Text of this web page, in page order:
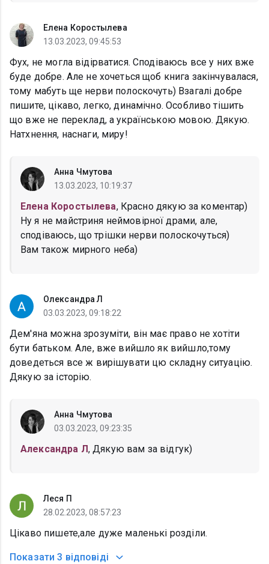
Елена Коростылева
13.03.2023, 09:45:53
Фух, не могла відірватися. Сподіваюсь все у них вже
буде добре. Але не хочеться щоб книга закінчувалася,
тому мабуть ще нерви полоскочуть) Взагалі добре
пишите, цікаво, легко, динамічно. Особливо тішить
що вже не переклад, а українською мовою. Дякую.
Натхнення, наснаги, миру!
Анна Чмутова
13.03.2023, 10:19:37
Елена Коростылева, Красно дякую за коментар)
Ну я не майстриня неймовірної драми, але,
сподіваюсь, що трішки нерви полоскочуться)
Вам також мирного неба)
Олександра Л
03.03.2023, 09:18:22
Дем'яна можна зрозуміти, він має право не хотіти
бути батьком. Але, вже вийшло як вийшло,тому
доведеться все ж вирішувати цю складну ситуацію.
Дякую за історію.
Анна Чмутова
03.03.2023, 09:23:35
Александра Л, Дякую вам за відгук)
Леся П
28.02.2023, 08:57:23
Цікаво пишете,але дуже маленькі розділи.
Показати 3 відповіді